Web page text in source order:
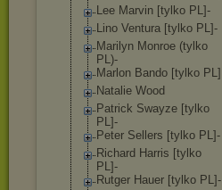
Lee Marvin [tylko PL]-
Lino Ventura [tylko PL]-
Marilyn Monroe (tylko
PL)-
Marlon Bando [tylko PL]
Natalie Wood
Patrick Swayze [tylko
PL]-
Peter Sellers [tylko PL]-
Richard Harris [tylko
PL]-
Rutger Hauer [tylko PL]-